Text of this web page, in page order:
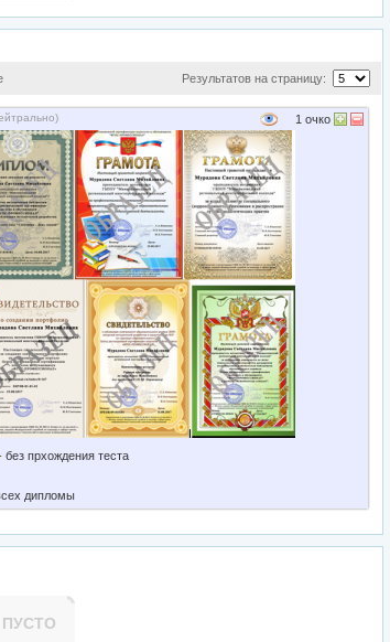
Результатов на страницу:
)
без прхождения теста
дипломы
1 очко
ПУСТО